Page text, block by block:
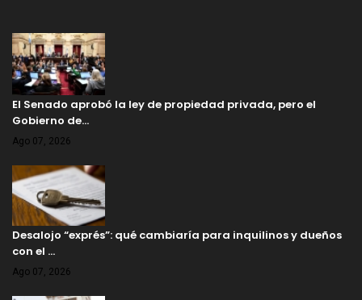
El Senado aprobó la ley de propiedad privada, pero el
Gobierno de…
Ago 07, 2026
Desalojo “exprés”: qué cambiaría para inquilinos y dueños
con el …
Ago 07, 2026